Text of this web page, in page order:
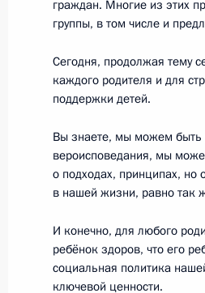
13
Встреча с
13 февраля
12
граждан. Многие из этих
группы, в том числе и
Сегодня, продолжая тему
каждого родителя и для
поддержки детей.
Вы знаете, мы можем быть
вероисповедания, мы
о подходах, принципах, но
в нашей жизни, равно так
И конечно, для любого
ребёнок здоров, что его
социальная политика
ключевой ценности.